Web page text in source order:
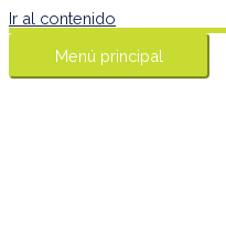
Ir al contenido
Menú principal